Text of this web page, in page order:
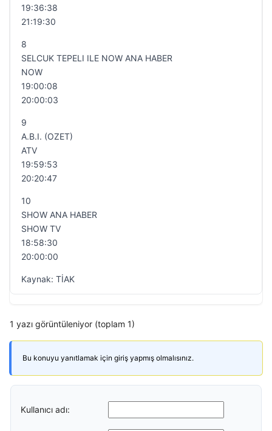
19:36:38
21:19:30
8
SELCUK TEPELI ILE NOW ANA HABER
NOW
19:00:08
20:00:03
9
A.B.I. (OZET)
ATV
19:59:53
20:20:47
10
SHOW ANA HABER
SHOW TV
18:58:30
20:00:00
Kaynak: TİAK
1 yazı görüntüleniyor (toplam 1)
Bu konuyu yanıtlamak için giriş yapmış olmalısınız.
Kullanıcı adı: